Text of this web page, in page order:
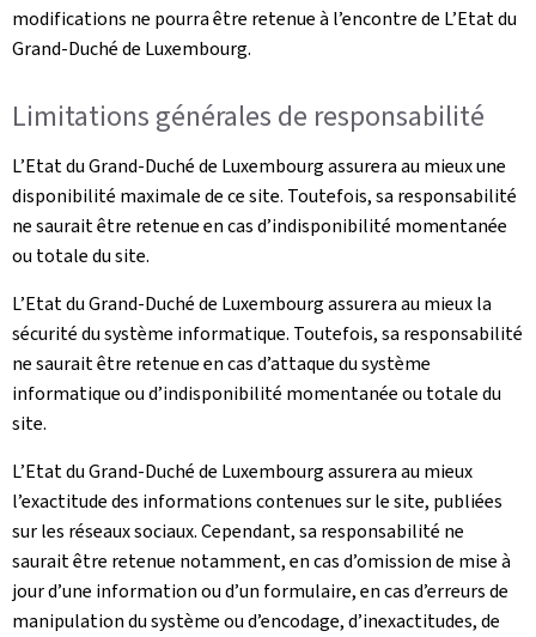
modifications ne pourra être retenue à l’encontre de L’Etat du
Grand-Duché de Luxembourg.
Limitations générales de responsabilité
L’Etat du Grand-Duché de Luxembourg assurera au mieux une
disponibilité maximale de ce site. Toutefois, sa responsabilité
ne saurait être retenue en cas d’indisponibilité momentanée
ou totale du site.
L’Etat du Grand-Duché de Luxembourg assurera au mieux la
sécurité du système informatique. Toutefois, sa responsabilité
ne saurait être retenue en cas d’attaque du système
informatique ou d’indisponibilité momentanée ou totale du
site.
L’Etat du Grand-Duché de Luxembourg assurera au mieux
l’exactitude des informations contenues sur le site, publiées
sur les réseaux sociaux. Cependant, sa responsabilité ne
saurait être retenue notamment, en cas d’omission de mise à
jour d’une information ou d’un formulaire, en cas d’erreurs de
manipulation du système ou d’encodage, d’inexactitudes, de